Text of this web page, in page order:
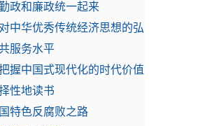
政和廉政统一起来
中华优秀传统经济思想的弘
服务水平
握中国式现代化的时代价值
性地读书
特色反腐败之路